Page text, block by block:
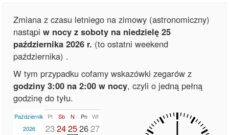
Zmiana z czasu letniego na zimowy (astronomiczny)
nastąpi w nocy z soboty na niedzielę 25
października 2026 r. (to ostatni weekend
października) .
W tym przypadku cofamy wskazówki zegarów z
godziny 3:00 na 2:00 w nocy, czyli o jedną pełną
godzinę do tyłu.
Październik
2026
Pt Sb N Pn Wt
2324252627